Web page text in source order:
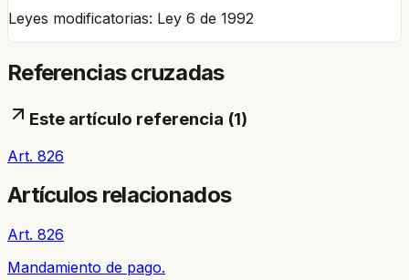
Leyes modificatorias: Ley 6 de 1992
Referencias cruzadas
Este artículo referencia (1)
Art. 826
Artículos relacionados
Art. 826
Mandamiento de pago.